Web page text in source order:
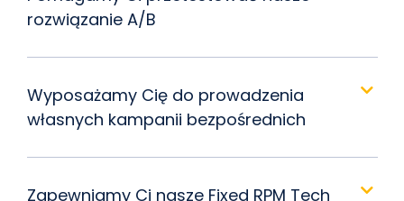
rozwiązanie A/B
Wyposażamy Cię do prowadzenia
własnych kampanii bezpośrednich
Zapewniamy Ci nasze Fixed RPM Tech